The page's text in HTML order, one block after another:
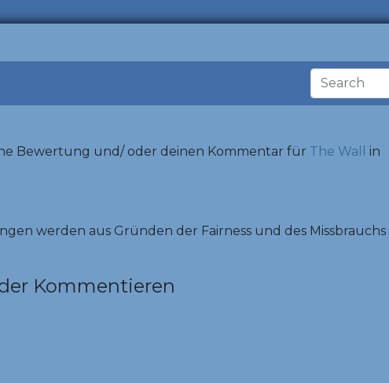
Bewertung und/ oder deinen Kommentar für The Wall in
werden aus Gründen der Fairness und des Missbrauchs
Kommentieren